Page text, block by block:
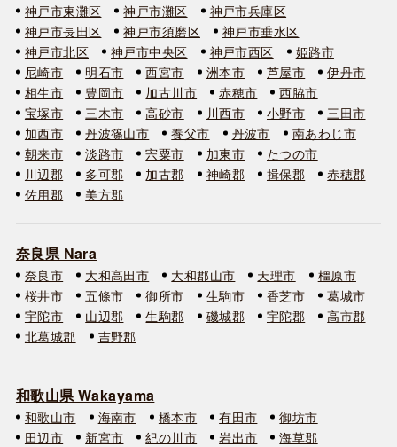
神戸市東灘区 神戸市灘区
神戸市兵庫区
神戸市長田区
神戸市須磨区
神戸市垂水区
神戸市北区
神戸市中央区 神戸市西区
姫路市
尼崎市
明石市 西宮市 洲本市 芦屋市
伊丹市
相生市
豊岡市 加古川市 赤穂市
西脇市
宝塚市
三木市 高砂市 川西市 小野市
三田市
加西市
丹波篠山市 養父市 丹波市
南あわじ市
朝来市
淡路市 宍粟市 加東市
たつの市
川辺郡
多可郡 加古郡 神崎郡 揖保郡
赤穂郡
佐用郡
美方郡
奈良県 Nara
奈良市 大和高田市 大和郡山市 天理市
橿原市
桜井市
五條市 御所市 生駒市 香芝市
葛城市
宇陀市
山辺郡 生駒郡 磯城郡 宇陀郡
高市郡
北葛城郡
吉野郡
和歌山県 Wakayama
和歌山市 海南市 橋本市 有田市
御坊市
田辺市
新宮市 紀の川市 岩出市
海草郡